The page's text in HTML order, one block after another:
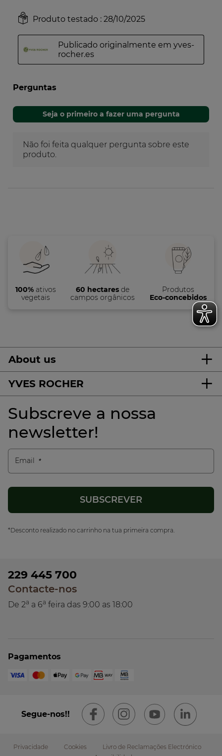
100%ativos
vegetais
60 hectares de
campos orgânicos
Produtos
Eco-concebidos
About us
YVES ROCHER
Subscreve a nossa
newsletter!
Email
*Desconto realizado no carrinho na tua primeira compra.
229 445 700
Contacte-nos
De 2a a 6a feira das 9:00 as 18:00
Pagamentos
Segue-nos!!
Privacidade Cookies
Livro de Reclamações Electrónico